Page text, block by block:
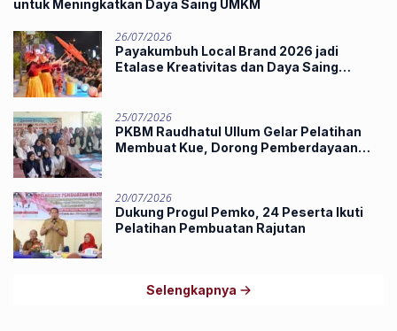
untuk Meningkatkan Daya Saing UMKM
26/07/2026
Payakumbuh Local Brand 2026 jadi
Etalase Kreativitas dan Daya Saing
25/07/2026
PKBM Raudhatul Ullum Gelar Pelatihan
Membuat Kue, Dorong Pemberdayaan
20/07/2026
Dukung Progul Pemko, 24 Peserta Ikuti
Pelatihan Pembuatan Rajutan
Selengkapnya